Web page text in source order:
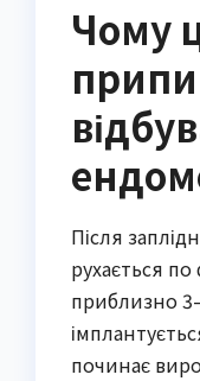
Чому
Після
рухається по
приблизно
починає